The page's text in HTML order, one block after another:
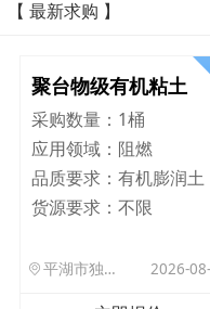
【 最新求购 】
聚台物级有机粘土
采购数量： 1桶
应用领域： 阻燃
品质要求： 有机膨润土
货源要求： 不限
平湖市独山港镇集港路 589 号 2026-